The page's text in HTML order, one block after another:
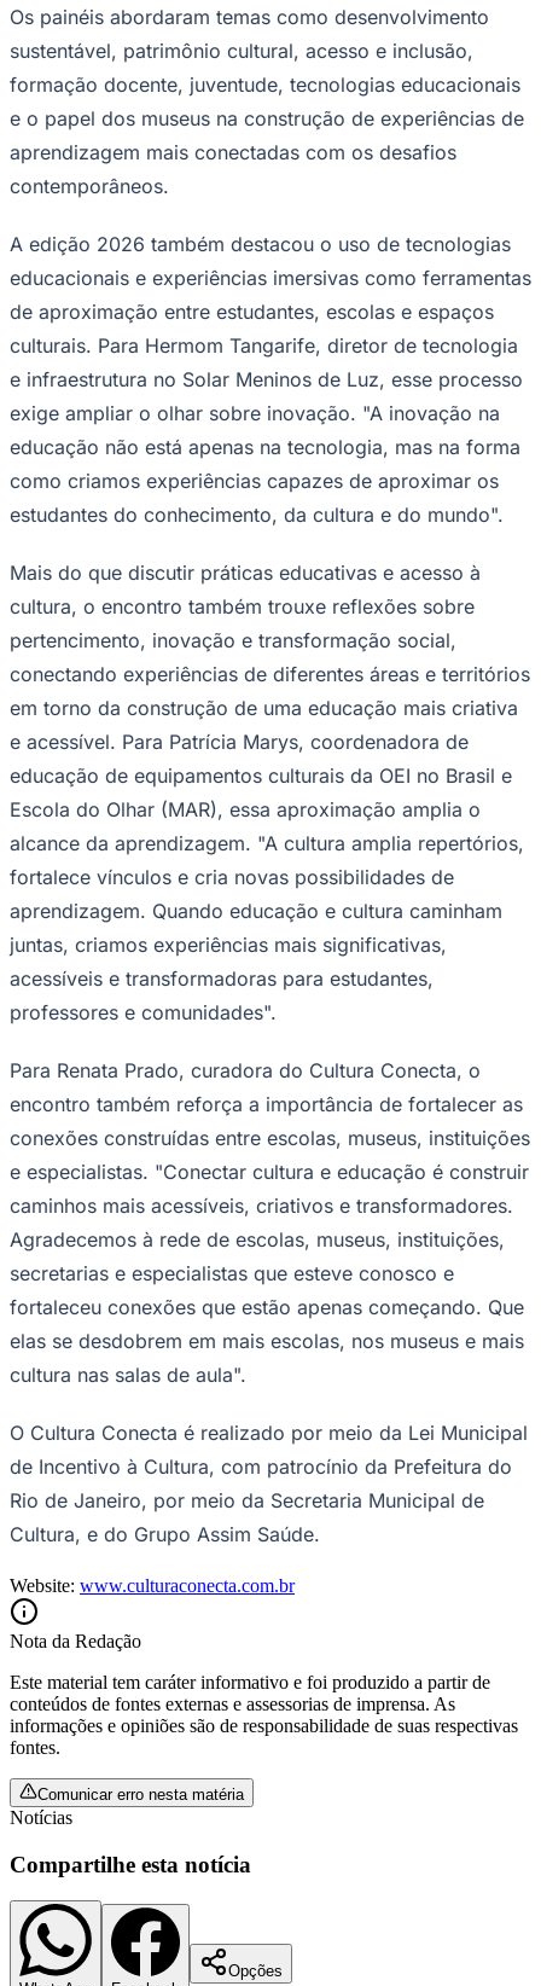
São Paulo
Santos
Flamengo
Os painéis abordaram temas como desenvolvimento
sustentável, patrimônio cultural, acesso e inclusão,
formação docente, juventude, tecnologias educacionais
e o papel dos museus na construção de experiências de
aprendizagem mais conectadas com os desafios
contemporâneos.
A edição 2026 também destacou o uso de tecnologias
educacionais e experiências imersivas como ferramentas
de aproximação entre estudantes, escolas e espaços
culturais. Para Hermom Tangarife, diretor de tecnologia
e infraestrutura no Solar Meninos de Luz, esse processo
exige ampliar o olhar sobre inovação. "A inovação na
educação não está apenas na tecnologia, mas na forma
como criamos experiências capazes de aproximar os
estudantes do conhecimento, da cultura e do mundo".
Mais do que discutir práticas educativas e acesso à
cultura, o encontro também trouxe reflexões sobre
pertencimento, inovação e transformação social,
conectando experiências de diferentes áreas e territórios
em torno da construção de uma educação mais criativa
e acessível. Para Patrícia Marys, coordenadora de
educação de equipamentos culturais da OEI no Brasil e
Escola do Olhar (MAR), essa aproximação amplia o
alcance da aprendizagem. "A cultura amplia repertórios,
fortalece vínculos e cria novas possibilidades de
aprendizagem. Quando educação e cultura caminham
juntas, criamos experiências mais significativas,
acessíveis e transformadoras para estudantes,
professores e comunidades".
Para Renata Prado, curadora do Cultura Conecta, o
encontro também reforça a importância de fortalecer as
conexões construídas entre escolas, museus, instituições
e especialistas. "Conectar cultura e educação é construir
caminhos mais acessíveis, criativos e transformadores.
Agradecemos à rede de escolas, museus, instituições,
secretarias e especialistas que esteve conosco e
fortaleceu conexões que estão apenas começando. Que
elas se desdobrem em mais escolas, nos museus e mais
cultura nas salas de aula".
O Cultura Conecta é realizado por meio da Lei Municipal
de Incentivo à Cultura, com patrocínio da Prefeitura do
Rio de Janeiro, por meio da Secretaria Municipal de
Cultura, e do Grupo Assim Saúde.
Website: www.culturaconecta.com.br
Nota da Redação
Este material tem caráter informativo e foi produzido a partir de
conteúdos de fontes externas e assessorias de imprensa. As
informações e opiniões são de responsabilidade de suas respectivas
fontes.
Comunicar erro nesta matéria
Notícias
Compartilhe esta notícia
Opções